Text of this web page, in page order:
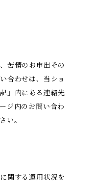
苦情のお申出その
合わせは、当ショ
」内にある連絡先
ジ内のお問い合わ
い。
関する運用状況を